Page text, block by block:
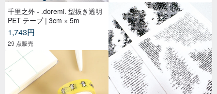
千里之外 - .doremi. 型抜き透明
PET テープ | 3cm × 5m
1,743円
29 点販売